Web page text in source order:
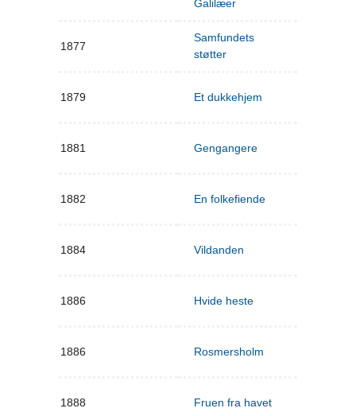
Galilæer
1877
Samfundets
støtter
1879 Et dukkehjem
1881 Gengangere
1882 En folkefiende
1884 Vildanden
1886 Hvide heste
1886 Rosmersholm
1888 Fruen fra havet